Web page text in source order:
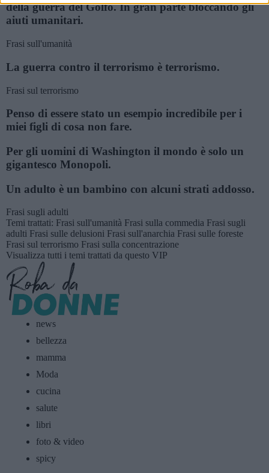
della guerra del Golfo. In gran parte bloccando gli
aiuti umanitari.
Frasi sull'umanità
La guerra contro il terrorismo è terrorismo.
Frasi sul terrorismo
Penso di essere stato un esempio incredibile per i
miei figli di cosa non fare.
Per gli uomini di Washington il mondo è solo un
gigantesco Monopoli.
Un adulto è un bambino con alcuni strati addosso.
Frasi sugli adulti
Temi trattati: Frasi sull'umanità Frasi sulla commedia Frasi sugli
adulti Frasi sulle delusioni Frasi sull'anarchia Frasi sulle foreste
Frasi sul terrorismo Frasi sulla concentrazione
Visualizza tutti i temi trattati da questo VIP
news
bellezza
mamma
Moda
cucina
salute
libri
foto & video
spicy